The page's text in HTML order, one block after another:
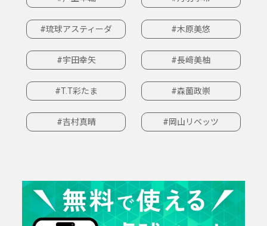
#琉球アスティーダ #木原美悠
#宇田幸矢 #長﨑美柚
#T.T彩たま #森薗政崇
#吉村真晴 #岡山リベッツ